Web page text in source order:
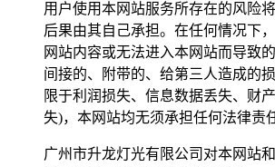
用户使用本网站服务所存在的风险
后果由其自己承担。在任何情况下
网站内容或无法进入本网站而导致
间接的、附带的、给第三人造成的
限于利润损失、信息数据丢失、财
失)，本网站均无须承担任何法律责
广州市升龙灯光有限公司对本网站